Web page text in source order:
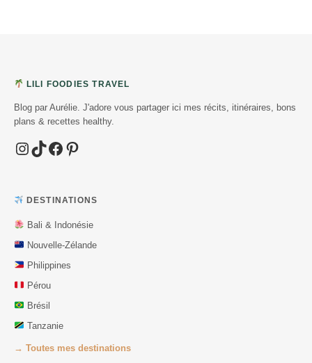
LILI FOODIES TRAVEL
Blog par Aurélie. J'adore vous partager ici mes récits, itinéraires, bons
plans & recettes healthy.
Instagram
TikTokFacebook
Pinterest
DESTINATIONS
Bali & Indonésie
Nouvelle-Zélande
Philippines
Pérou
Brésil
Tanzanie
→ Toutes mes destinations